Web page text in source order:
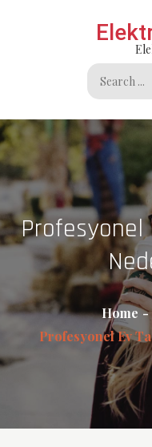
Search
for:
Profesyonel
Home
Profesyonel Ev